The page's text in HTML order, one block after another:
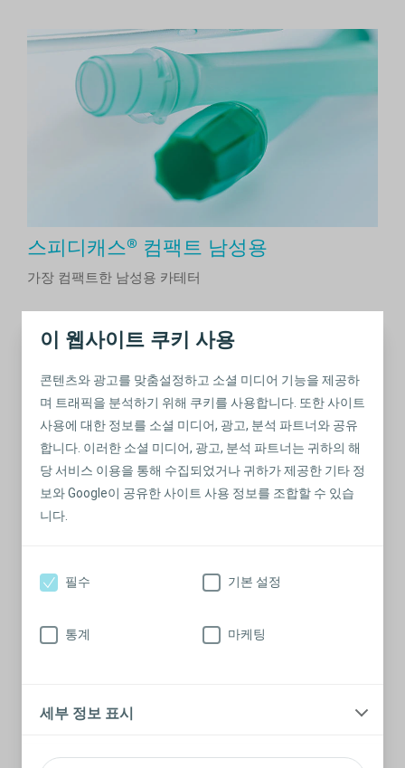
이 웹사이트 쿠키 사용
콘텐츠와 광고를 맞춤설정하고 소셜 미디어 기능을 제공하
며 트래픽을 분석하기 위해 쿠키를 사용합니다. 또한 사이트
사용에 대한 정보를 소셜 미디어, 광고, 분석 파트너와 공유
합니다. 이러한 소셜 미디어, 광고, 분석 파트너는 귀하의 해
당 서비스 이용을 통해 수집되었거나 귀하가 제공한 기타 정
보와 Google이 공유한 사이트 사용 정보를 조합할 수 있습
니다.
필수 기본 설정
통계 마케팅
세부 정보 표시
스피디캐스® 컴팩트 남성용
가장 컴팩트한 남성용 카테터
가장 컴팩트한 여성용 카테터